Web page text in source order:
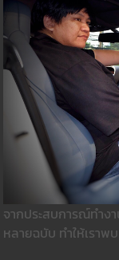
จากประสบการณ์ทำง
หลายฉบับ ทำให้เราพ